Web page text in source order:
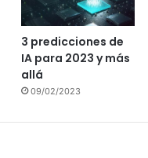
3 predicciones de
IA para 2023 y más
allá
09/02/2023